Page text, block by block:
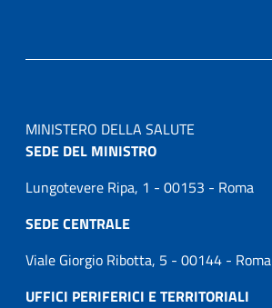
MINISTERO DELLA SALUTE
SEDE DEL MINISTRO
Lungotevere Ripa, 1 - 00153 - Roma
SEDE CENTRALE
Viale Giorgio Ribotta, 5 - 00144 - Roma
UFFICI PERIFERICI E TERRITORIALI